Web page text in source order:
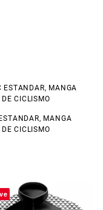
ESTANDAR, MANGA
DE CICLISMO
, MANGA
DE CICLISMO